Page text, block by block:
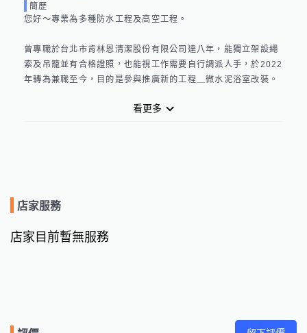
簡歷
您好～專業為多種防水工程及高空工程。
曾專職於台北市肯林恩清潔股份有限公司達八年，能獨立架設繩
索及吊籠並有合格證照，也能視工作需要自行調派人手，於2022
年轉為兼職至今，目的是參與推廣新的工程＿微水泥浴室改裝。
微水泥材料批刮（適用於許多基底材質）
我的工作態度積極，有責任感，適合需要保固的工作。懷抱學徒
精神，相信細水長流，能夠耐心溝通，相信我們的合作能讓您滿
看更多
店家服務
店家目前暫無服務